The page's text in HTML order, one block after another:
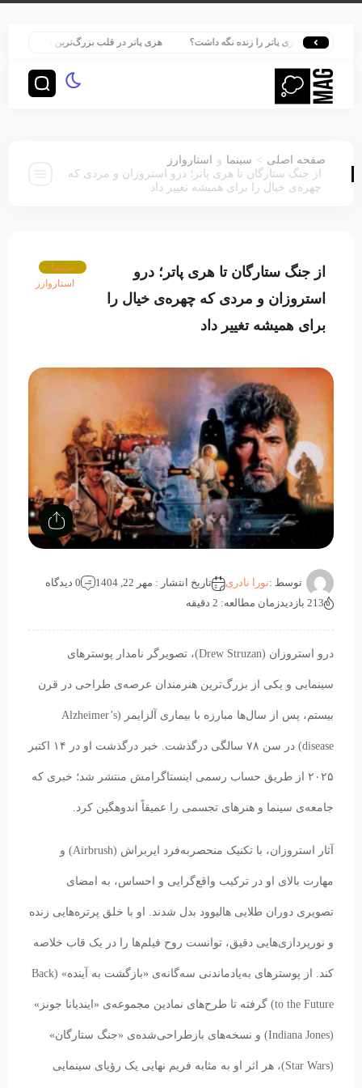
هری پاتر را زنده نگه داشت؟ هری پاتر در قلب بزرگ‌ترین پرونده هوش
صفحه اصلی > سینما و استاروارز
:
از جنگ ستارگان تا هری پاتر؛ درو استروزان و مردی که
چهره‌ی خیال را برای همیشه تغییر داد
از جنگ ستارگان تا هری پاتر؛ درو
استروزان و مردی که چهره‌ی خیال را
برای همیشه تغییر داد
سینما
استاروارز
توسط :نورا نادری تاریخ انتشار : مهر 22, 1404
0 دیدگاه
213 بازدید
زمان مطالعه: 2 دقیقه
درو استروزان (Drew Struzan)، تصویرگر نامدار پوسترهای
سینمایی و یکی از بزرگ‌ترین هنرمندان عرصه‌ی طراحی در قرن
بیستم، پس از سال‌ها مبارزه با بیماری آلزایمر (Alzheimer’s
disease) در سن ۷۸ سالگی درگذشت. خبر درگذشت او در ۱۴ اکتبر
۲۰۲۵ از طریق حساب رسمی اینستاگرامش منتشر شد؛ خبری که
جامعه‌ی سینما و هنرهای تجسمی را عمیقاً اندوهگین کرد.
آثار استروزان، با تکنیک منحصربه‌فرد ایر‌براش (Airbrush) و
مهارت بالای او در ترکیب واقع‌گرایی و احساس، به امضای
تصویری دوران طلایی هالیوود بدل شدند. او با خلق پرتره‌هایی زنده
و نورپردازی‌هایی دقیق، توانست روح فیلم‌ها را در یک قاب خلاصه
کند. از پوسترهای به‌یادماندنی سه‌گانه‌ی «بازگشت به آینده» (Back
to the Future) گرفته تا طرح‌های نمادین مجموعه‌ی «ایندیانا جونز»
(Indiana Jones) و نسخه‌های بازطراحی‌شده‌ی «جنگ ستارگان»
(Star Wars)، هر اثر او به مثابه فریم نهایی یک رؤیای سینمایی